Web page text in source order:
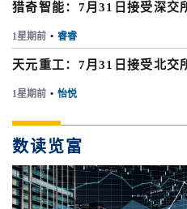
猎奇智能：7月31日接受深交
1星期前 • 睿睿
天元重工：7月31日接受北交
1星期前 • 怡悦
数读览富